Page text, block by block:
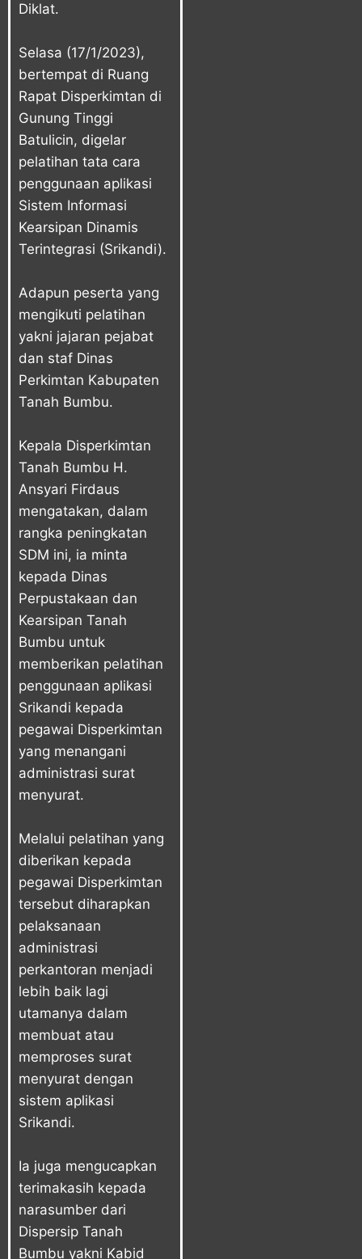
Diklat.
Selasa (17/1/2023),
bertempat di Ruang
Rapat Disperkimtan di
Gunung Tinggi
Batulicin, digelar
pelatihan tata cara
penggunaan aplikasi
Sistem Informasi
Kearsipan Dinamis
Terintegrasi (Srikandi).
Adapun peserta yang
mengikuti pelatihan
yakni jajaran pejabat
dan staf Dinas
Perkimtan Kabupaten
Tanah Bumbu.
Kepala Disperkimtan
Tanah Bumbu H.
Ansyari Firdaus
mengatakan, dalam
rangka peningkatan
SDM ini, ia minta
kepada Dinas
Perpustakaan dan
Kearsipan Tanah
Bumbu untuk
memberikan pelatihan
penggunaan aplikasi
Srikandi kepada
pegawai Disperkimtan
yang menangani
administrasi surat
menyurat.
Melalui pelatihan yang
diberikan kepada
pegawai Disperkimtan
tersebut diharapkan
pelaksanaan
administrasi
perkantoran menjadi
lebih baik lagi
utamanya dalam
membuat atau
memproses surat
menyurat dengan
sistem aplikasi
Srikandi.
Ia juga mengucapkan
terimakasih kepada
narasumber dari
Dispersip Tanah
Bumbu yakni Kabid